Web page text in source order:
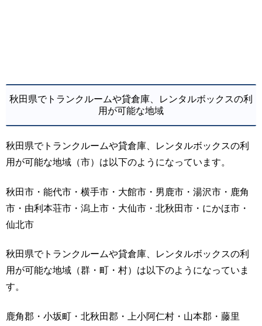
秋田県でトランクルームや貸倉庫、レンタルボックスの利
用が可能な地域
秋田県でトランクルームや貸倉庫、レンタルボックスの利
用が可能な地域（市）は以下のようになっています。
秋田市・能代市・横手市・大館市・男鹿市・湯沢市・鹿角
市・由利本荘市・潟上市・大仙市・北秋田市・にかほ市・
仙北市
秋田県でトランクルームや貸倉庫、レンタルボックスの利
用が可能な地域（群・町・村）は以下のようになっていま
す。
鹿角郡・小坂町・北秋田郡・上小阿仁村・山本郡・藤里